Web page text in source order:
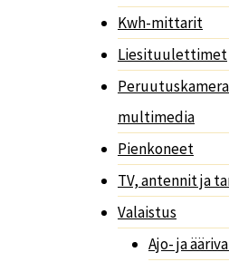
Kwh-mittarit
Liesituulettimet
multimedia
Pienkoneet
TV, antennit ja
Valaistus
Ajo- ja